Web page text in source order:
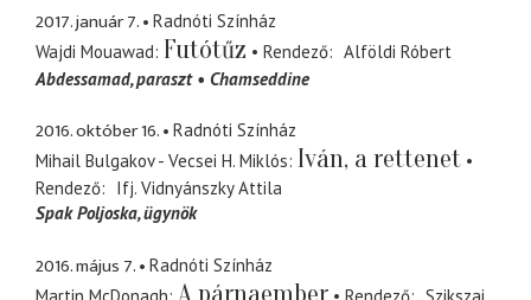
2017. január 7.
Radnóti Színház
Wajdi Mouawad Futótűz Rendező
Alföldi Róbert
Abdessamad paraszt Chamseddine
2016. október 16.
Radnóti Színház
Mihail Bulgakov - Vecsei H. Miklós Iván, a rettenet
Rendező
Ifj. Vidnyánszky Attila
Spak Poljoska ügynök
2016. május 7.
Radnóti Színház